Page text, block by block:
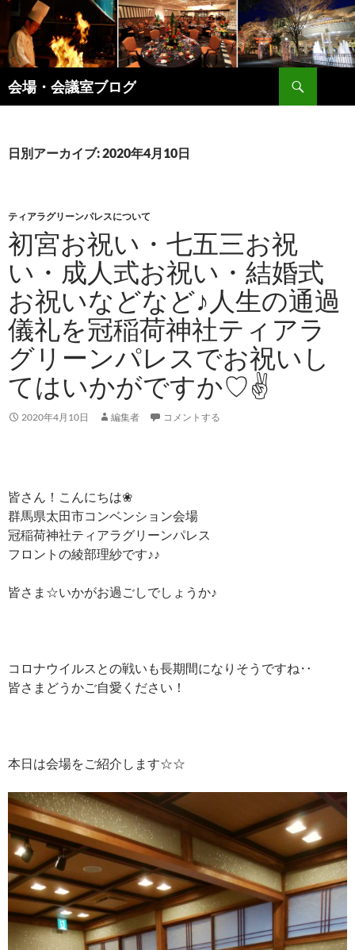
テ
ン
ツ
へ
ッ
会場・会議室ブログ
検
索
日別アーカイブ: 2020年4月10日
ティアラグリーンパレスについて
初宮お祝い・七五三お祝
い・成人式お祝い・結婚式
お祝いなどなど♪人生の通過
儀礼を冠稲荷神社ティアラ
グリーンパレスでお祝いし
てはいかがですか♡✌
2020年4月10日 編集者 コメントする
皆さん！こんにちは❀
群馬県太田市コンベンション会場
冠稲荷神社ティアラグリーンパレス
フロントの綾部理紗です♪♪
皆さま☆いかがお過ごしでしょうか♪
コロナウイルスとの戦いも長期間になりそうですね‥
皆さまどうかご自愛ください！
本日は会場をご紹介します☆☆